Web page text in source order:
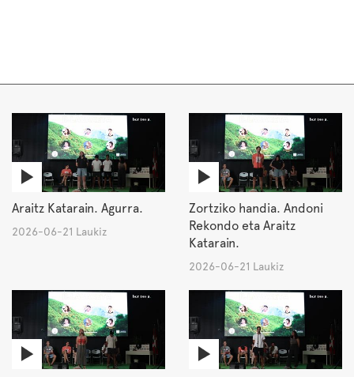
Araitz Katarain. Agurra.
2026-06-21 Laukiz
Zortziko handia. Andoni
Rekondo eta Araitz
Katarain.
2026-06-21 Laukiz